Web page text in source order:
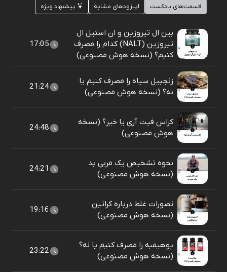
قسمت‌های پادکست اپیزودهای مشابه پیشنهاد ویژه
بین ال تیروزین و ان استیل ال
تیروزین (NALT) کدام را مصرف
کنیم؟ (نسخه هوش مصنوعی)
17:05
زنجبیل سیاه را مصرف کنیم یا
نه؟ (نسخه هوش مصنوعی)
21:24
کراس فیت آری یا خیر؟ (نسخه
هوش مصنوعی)
24:48
نحوه تشخیص یک مربی بد
(نسخه هوش مصنوعی)
24:21
تصورات غلط درباره کراتین
(نسخه هوش مصنوعی)
19:16
یوهیمبه را مصرف کنیم یا نه؟
(نسخه هوش مصنوعی)
23:22